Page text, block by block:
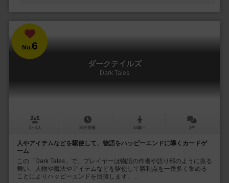
No.6
ダークテイルズ
Dark Tales
2～4人 30分前後 14歳～ 2件
人やアイテムなどを駆使して、物語をハッピーエンドに導くカードゲ
ーム
この「Dark Tales」で、プレイヤーは物語の作者や語り部のように振る
舞い、人物や魔法やアイテムなどを駆使して勝利点を一番多く集める
ことによりハッピーエンドを目指します。...